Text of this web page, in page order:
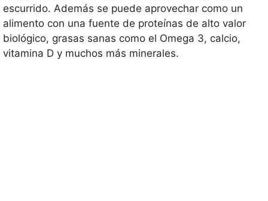
escurrido. Además se puede aprovechar como un
alimento con una fuente de proteínas de alto valor
biológico, grasas sanas como el Omega 3, calcio,
vitamina D y muchos más minerales.